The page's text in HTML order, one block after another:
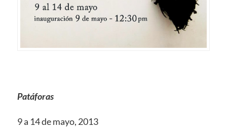
Patáforas
9 a 14 de mayo, 2013